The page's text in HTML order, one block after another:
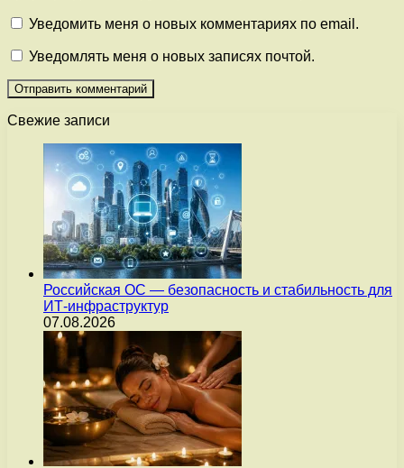
Уведомить меня о новых комментариях по email.
Уведомлять меня о новых записях почтой.
Свежие записи
Российская ОС — безопасность и стабильность для
ИТ-инфраструктур
07.08.2026